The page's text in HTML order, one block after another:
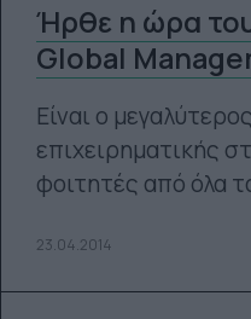
Ήρθε η ώρα του
Global
Είναι ο
επιχειρηματικής
φοιτητές από όλα
23.04.2014